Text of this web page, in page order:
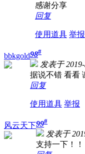
感谢分享
回复
使用道具 举报
bbkgold98#
发表于
据说不错 看看
回复
使用道具 举报
风云天下99#
发表于
支持一下！！